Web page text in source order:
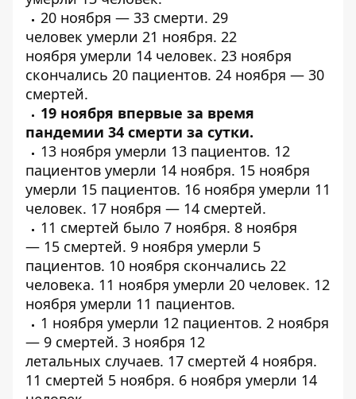
20 ноября — 33 смерти. 29
человек умерли 21 ноября. 22
ноября умерли 14 человек. 23 ноября
скончались 20 пациентов. 24 ноября — 30
смертей.
19 ноября впервые за время
пандемии 34 смерти за сутки.
13 ноября умерли 13 пациентов. 12
пациентов умерли 14 ноября. 15 ноября
умерли 15 пациентов. 16 ноября умерли 11
человек. 17 ноября — 14 смертей.
11 смертей было 7 ноября. 8 ноября
— 15 смертей. 9 ноября умерли 5
пациентов. 10 ноября скончались 22
человека. 11 ноября умерли 20 человек. 12
ноября умерли 11 пациентов.
1 ноября умерли 12 пациентов. 2 ноября
— 9 смертей. 3 ноября 12
летальных случаев. 17 смертей 4 ноября.
11 смертей 5 ноября. 6 ноября умерли 14